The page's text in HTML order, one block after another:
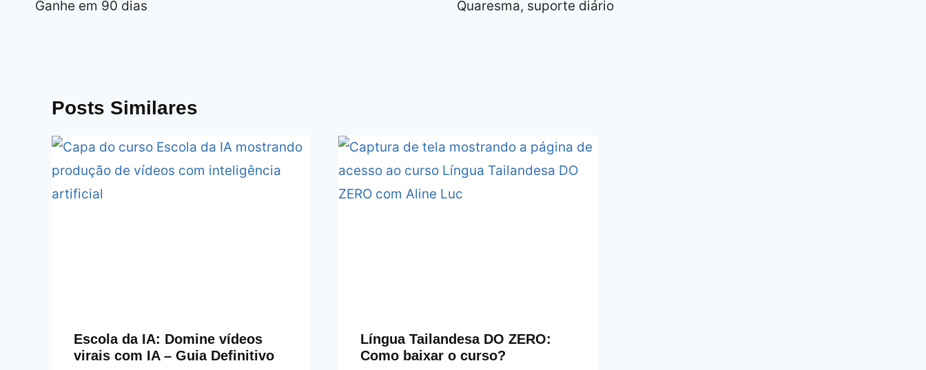
Ganhe em 90 dias
Quaresma, suporte diário
Posts Similares
Escola da IA: Domine vídeos
virais com IA – Guia Definitivo
Língua Tailandesa DO ZERO:
Como baixar o curso?